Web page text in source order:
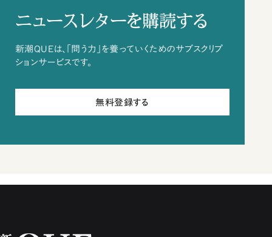
ニュースレターを購読する
新潮QUEは、「問う力」を養っていくためのサブスクリプ
ションサービスです。
無料登録する